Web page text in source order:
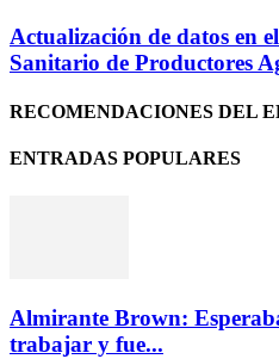
Actualización de datos en
Sanitario de Productores
RECOMENDACIONES DEL
ENTRADAS POPULARES
Almirante Brown:
trabajar y fue...